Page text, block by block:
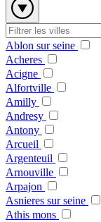
Ablon sur seine
Acheres
Acigne
Alfortville
Amilly
Andresy
Antony
Arcueil
Argenteuil
Arnouville
Arpajon
Asnieres sur seine
Athis mons